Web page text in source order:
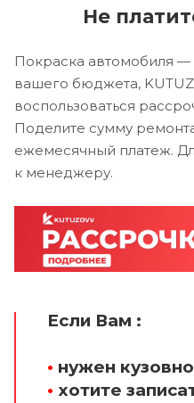
Не
Покраска автомобиля —
вашего бюджета,
воспользоваться
Поделите сумму
ежемесячный платеж.
к менеджеру.
Если Вам :
• нужен
• хотите